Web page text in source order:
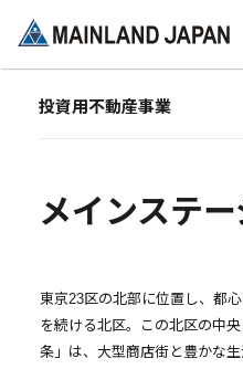
- 企業理念
- 社会貢献活動
- マンション経営をお考え
投資用不動産事業
メインステージシリーズ
メインステ
東京23区の北部に位置し、都
を続ける北区。この北区の中
条」は、大型商店街と豊かな